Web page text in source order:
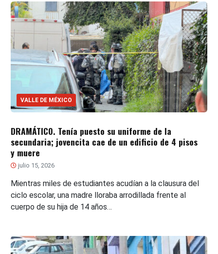
VALLE DE MÉXICO
DRAMÁTICO. Tenía puesto su uniforme de la
secundaria; jovencita cae de un edificio de 4 pisos
y muere
julio 15, 2026
Mientras miles de estudiantes acudían a la clausura del
ciclo escolar, una madre lloraba arrodillada frente al
cuerpo de su hija de 14 años…